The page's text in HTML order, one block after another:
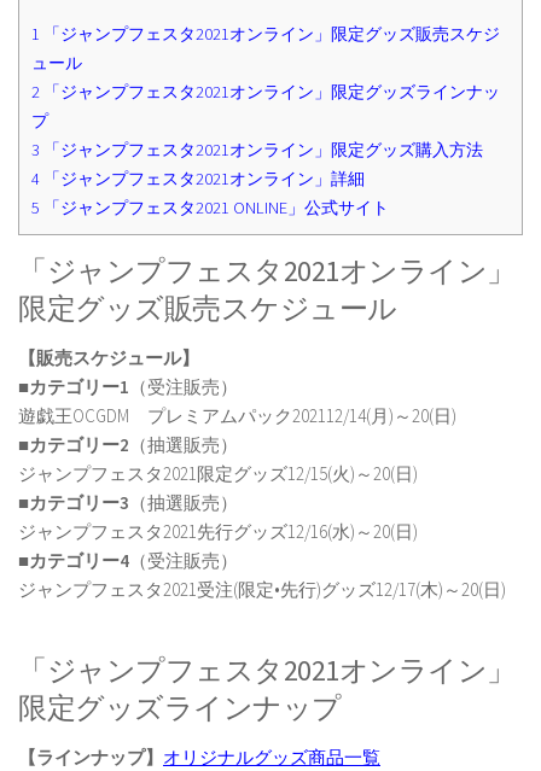
1 「ジャンプフェスタ2021オンライン」限定グッズ販売スケジ
ュール
2 「ジャンプフェスタ2021オンライン」限定グッズラインナッ
プ
3 「ジャンプフェスタ2021オンライン」限定グッズ購入方法
4 「ジャンプフェスタ2021オンライン」詳細
5 「ジャンプフェスタ2021 ONLINE」公式サイト
「ジャンプフェスタ2021オンライン」
限定グッズ販売スケジュール
【販売スケジュール】
■カテゴリー1 （受注販売）
遊戯王OCGDM プレミアムパック202112/14(月)～20(日)
■カテゴリー2 （抽選販売）
ジャンプフェスタ2021限定グッズ12/15(火)～20(日)
■カテゴリー3 （抽選販売）
ジャンプフェスタ2021先行グッズ12/16(水)～20(日)
■カテゴリー4 （受注販売）
ジャンプフェスタ2021受注(限定•先行)グッズ12/17(木)～20(日)
「ジャンプフェスタ2021オンライン」
限定グッズラインナップ
【ラインナップ】 オリジナルグッズ商品一覧